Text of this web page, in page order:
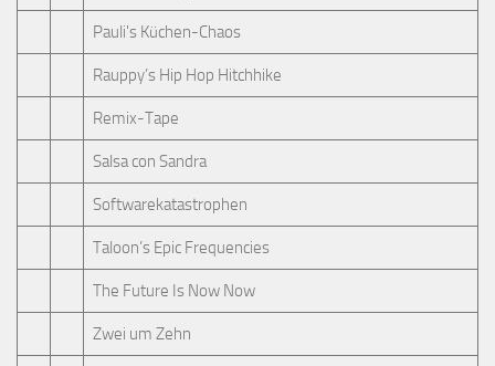
Pauli's Küchen-Chaos
Rauppy’s Hip Hop Hitchhike
Remix-Tape
Salsa con Sandra
Softwarekatastrophen
Taloon’s Epic Frequencies
The Future Is Now Now
Zwei um Zehn